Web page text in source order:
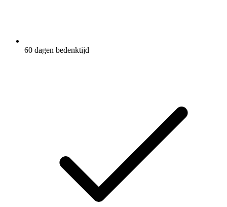
60 dagen bedenktijd